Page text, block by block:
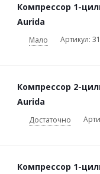
Компрессор 1-
Aurida
Мало Артикул:
Компрессор 2-
Aurida
Достаточно
Компрессор 1-